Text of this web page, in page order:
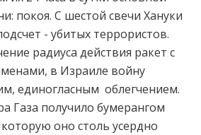
покоя. С шестой свечи Хануки
- убитых террористов.
радиуса действия ракет с
в Израиле войну
единогласным облегчением.
Газа получило бумерангом
оно столь усердно